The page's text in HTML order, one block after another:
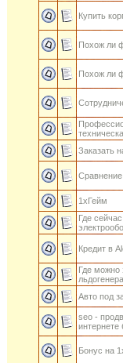
Купить
Похож ли
Похож ли
Заказать
Сравнение
1хГейм
Где
Кредит в
Где можно
Авто под
seo -
интернете
Бонус на